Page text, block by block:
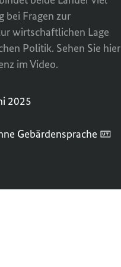
bei Fragen zur
wirtschaftlichen Lage
Politik. Sehen Sie hier
im Video.
2025
Gebärdensprache